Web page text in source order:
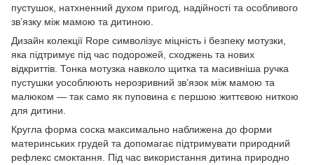
пустушок, натхненний духом пригод, надійності та особливого
зв’язку між мамою та дитиною.
Дизайн колекції Rope символізує міцність і безпеку мотузки,
яка підтримує під час подорожей, сходжень та нових
відкриттів. Тонка мотузка навколо щитка та масивніша ручка
пустушки уособлюють нерозривний зв’язок між мамою та
малюком — так само як пуповина є першою життєвою ниткою
для дитини.
Кругла форма соска максимально наближена до форми
материнських грудей та допомагає підтримувати природний
рефлекс смоктання. Під час використання дитина природно